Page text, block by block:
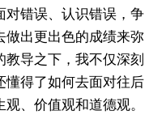
对错误、认识错误，争
做出更出色的成绩来弥
导之下，我不仅深刻
懂得了如何去面对往后
、价值观和道德观。